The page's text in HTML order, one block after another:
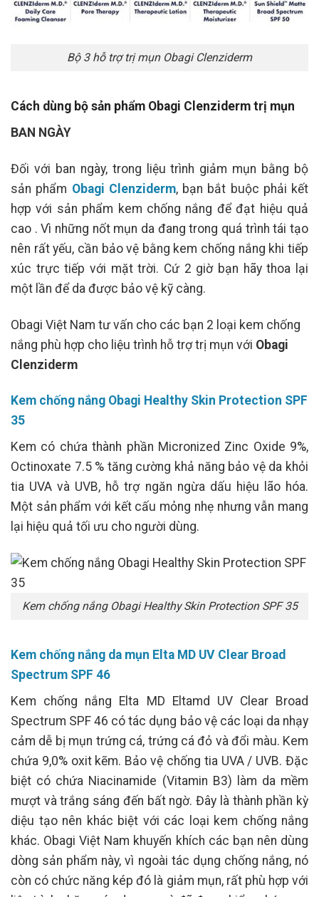
Bộ 3 hỗ trợ trị mụn Obagi Clenziderm
Cách dùng bộ sản phẩm Obagi Clenziderm trị mụn
BAN NGÀY
Đối với ban ngày, trong liệu trình giảm mụn bằng bộ
sản phẩm Obagi Clenziderm, bạn bắt buộc phải kết
hợp với sản phẩm kem chống nắng để đạt hiệu quả
cao . Vì những nốt mụn da đang trong quá trình tái tạo
nên rất yếu, cần bảo vệ bằng kem chống nắng khi tiếp
xúc trực tiếp với mặt trời. Cứ 2 giờ bạn hãy thoa lại
một lần để da được bảo vệ kỹ càng.
Obagi Việt Nam tư vấn cho các bạn 2 loại kem chống
nắng phù hợp cho liệu trình hỗ trợ trị mụn với Obagi
Clenziderm
Kem chống nắng Obagi Healthy Skin Protection SPF
35
Kem có chứa thành phần Micronized Zinc Oxide 9%,
Octinoxate 7.5 % tăng cường khả năng bảo vệ da khỏi
tia UVA và UVB, hỗ trợ ngăn ngừa dấu hiệu lão hóa.
Một sản phẩm với kết cấu mỏng nhẹ nhưng vẫn mang
lại hiệu quả tối ưu cho người dùng.
Kem chống nắng Obagi Healthy Skin Protection SPF 35
Kem chống nắng da mụn Elta MD UV Clear Broad
Spectrum SPF 46
Kem chống nắng Elta MD Eltamd UV Clear Broad
Spectrum SPF 46 có tác dụng bảo vệ các loại da nhạy
cảm dễ bị mụn trứng cá, trứng cá đỏ và đổi màu. Kem
chứa 9,0% oxit kẽm. Bảo vệ chống tia UVA / UVB. Đặc
biệt có chứa Niacinamide (Vitamin B3) làm da mềm
mượt và trắng sáng đến bất ngờ. Đây là thành phần kỳ
diệu tạo nên khác biệt với các loại kem chống nắng
khác. Obagi Việt Nam khuyến khích các bạn nên dùng
dòng sản phẩm này, vì ngoài tác dụng chống nắng, nó
còn có chức năng kép đó là giảm mụn, rất phù hợp với